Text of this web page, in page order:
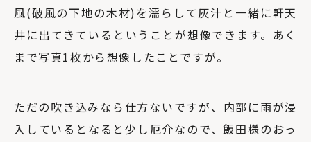
風(破風の下地の木材)を濡らして灰汁と一緒に軒天
井に出てきているということが想像できます。あく
まで写真1枚から想像したことですが。
ただの吹き込みなら仕方ないですが、内部に雨が浸
入しているとなると少し厄介なので、飯田様のおっ